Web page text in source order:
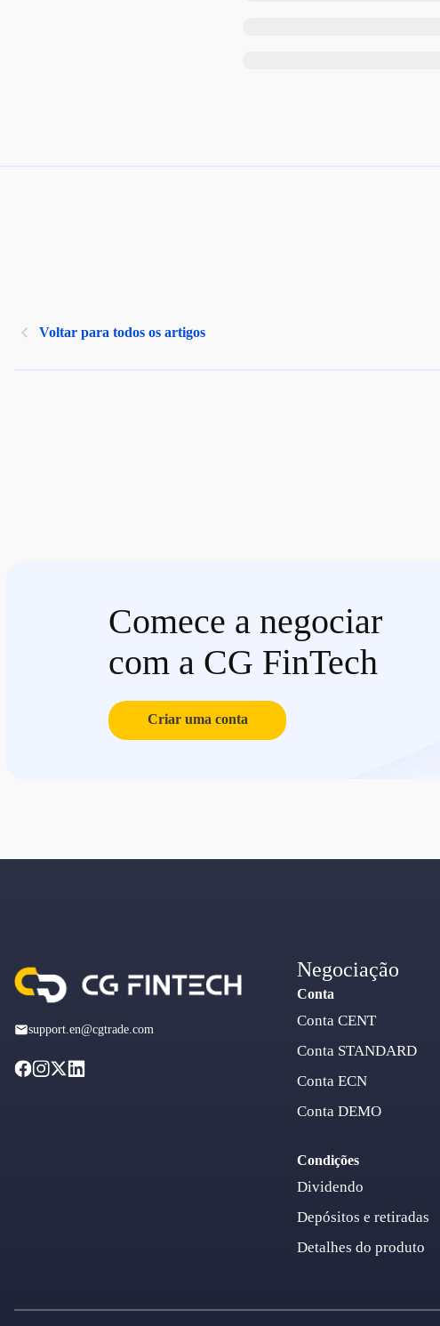
Voltar para todos os artigos
Comece a negociar
com a CG FinTech
Criar uma conta
support.en@cgtrade.com
Negociação
Conta
Conta CENT
Conta STANDARD
Conta ECN
Conta DEMO
Condições
Dividendo
Depósitos e retiradas
Detalhes do produto